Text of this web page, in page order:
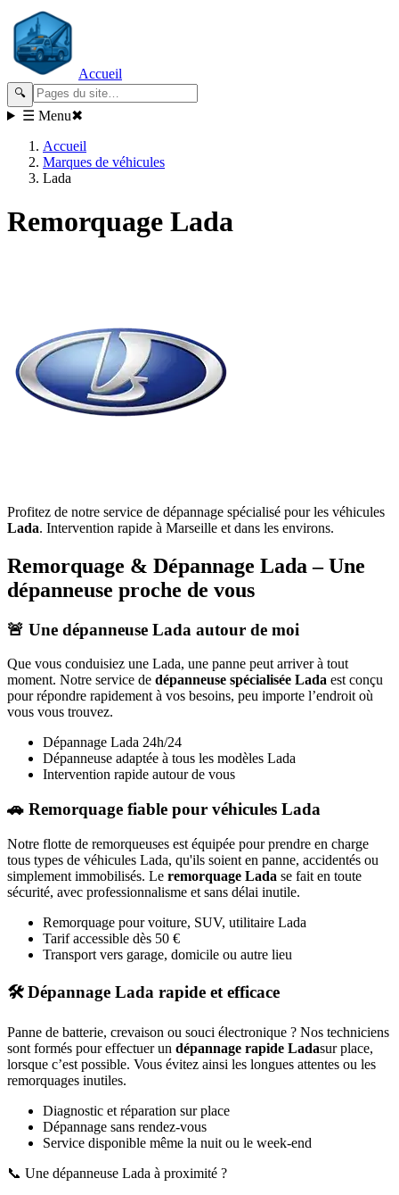
Accueil
🔍
☰ Menu✖
Accueil
Marques de véhicules
Lada
Remorquage Lada
Profitez de notre service de dépannage spécialisé pour les véhicules
Lada. Intervention rapide à Marseille et dans les environs.
Remorquage & Dépannage Lada – Une
dépanneuse proche de vous
🚨 Une dépanneuse Lada autour de moi
Que vous conduisiez une Lada, une panne peut arriver à tout
moment. Notre service de dépanneuse spécialisée Lada est conçu
pour répondre rapidement à vos besoins, peu importe l’endroit où
vous vous trouvez.
Dépannage Lada 24h/24
Dépanneuse adaptée à tous les modèles Lada
Intervention rapide autour de vous
🚗 Remorquage fiable pour véhicules Lada
Notre flotte de remorqueuses est équipée pour prendre en charge
tous types de véhicules Lada, qu'ils soient en panne, accidentés ou
simplement immobilisés. Le remorquage Lada se fait en toute
sécurité, avec professionnalisme et sans délai inutile.
Remorquage pour voiture, SUV, utilitaire Lada
Tarif accessible dès 50 €
Transport vers garage, domicile ou autre lieu
🛠️ Dépannage Lada rapide et efficace
Panne de batterie, crevaison ou souci électronique ? Nos techniciens
sont formés pour effectuer un dépannage rapide Ladasur place,
lorsque c’est possible. Vous évitez ainsi les longues attentes ou les
remorquages inutiles.
Diagnostic et réparation sur place
Dépannage sans rendez-vous
Service disponible même la nuit ou le week-end
📞 Une dépanneuse Lada à proximité ?